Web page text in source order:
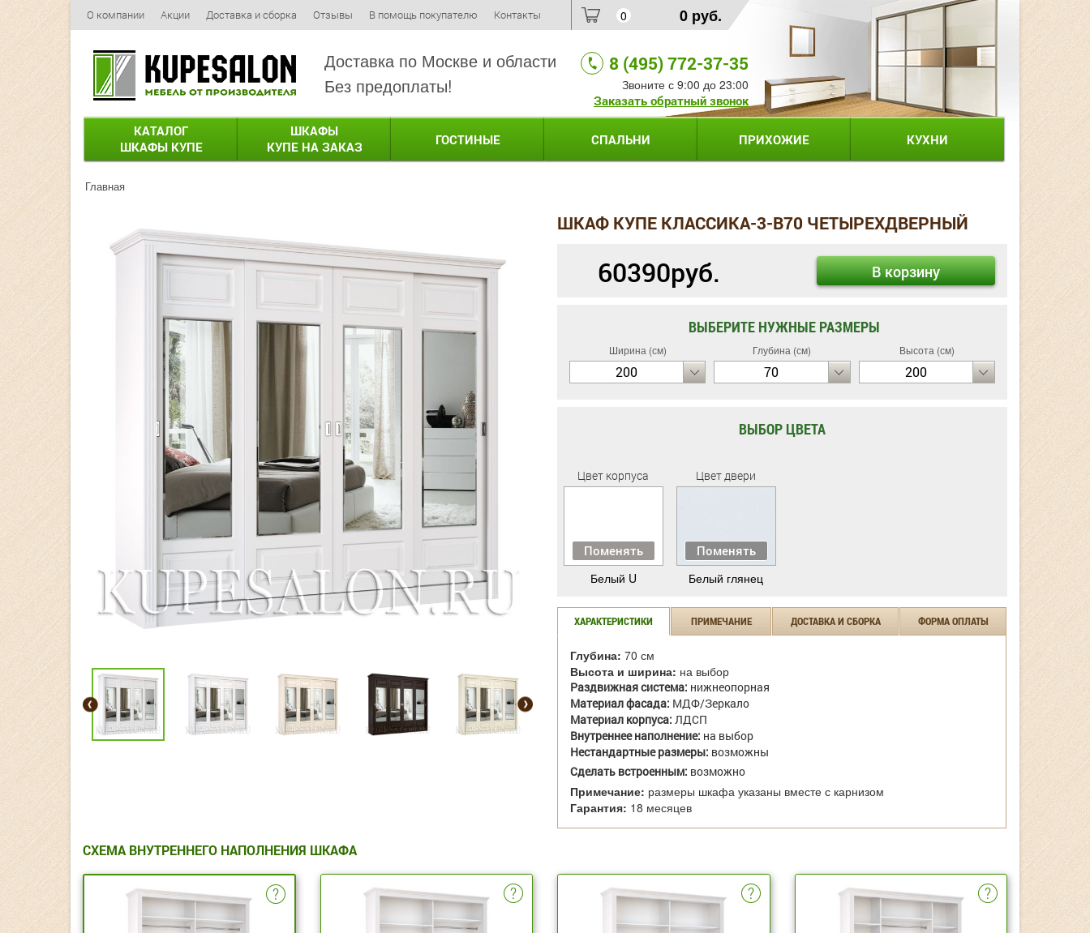
О компании Акции Доставка и сборка Отзывы В помощь покупателю Контакты 0 0 руб.
Доставка по Москве и области
Без предоплаты!
8 (495) 772-37-35
Звоните с 9:00 до 23:00
Заказать обратный звонок
КАТАЛОГ
ШКАФЫ КУПЕ
ШКАФЫ
КУПЕ НА ЗАКАЗ
ГОСТИНЫЕ СПАЛЬНИ ПРИХОЖИЕ КУХНИ
Главная
ШКАФ КУПЕ КЛАССИКА-3-В70 ЧЕТЫРЕХДВЕРНЫЙ
60390руб. В корзину
ВЫБЕРИТЕ НУЖНЫЕ РАЗМЕРЫ
Ширина (см)
200
Глубина (см)
70
Высота (см)
200
ВЫБОР ЦВЕТА
Цвет корпуса
Поменять
Белый U
Цвет двери
Поменять
Белый глянец
ХАРАКТЕРИСТИКИ ПРИМЕЧАНИЕ ДОСТАВКА И СБОРКА ФОРМА ОПЛАТЫ
Глубина: 70 см
Высота и ширина: на выбор
Раздвижная система: нижнеопорная
Материал фасада: МДФ/Зеркало
Материал корпуса: ЛДСП
Внутреннее наполнение: на выбор
Нестандартные размеры: возможны
Сделать встроенным: возможно
Примечание: размеры шкафа указаны вместе с карнизом
Гарантия: 18 месяцев
СХЕМА ВНУТРЕННЕГО НАПОЛНЕНИЯ ШКАФА